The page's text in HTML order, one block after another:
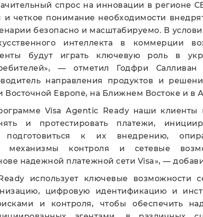
спрос на инновации в регионе
четкое понимание необходимости
безопасно и масштабируемо. В
интеллекта в коммерции
будут играть ключевую роль в
— отметил Годфри Салливан
направления продуктов и
Восточной Европе, на Ближнем Востоке и в
Visa Agentic Ready наши клиенты
и протестировать платежи,
подготовиться к их внедрению,
механизмы контроля и сетевые
надежной платежной сети Visa», —
использует ключевые возможности
цифровую идентификацию и
и контроля, чтобы обеспечить